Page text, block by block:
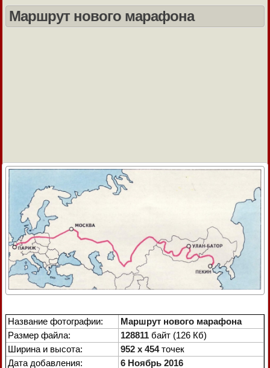
Маршрут нового марафона
Название фотографии:
Маршрут нового марафона
Размер файла:
128811 байт (126 Кб)
Ширина и высота:
952 x 454точек
Дата добавления:
6 Ноябрь 2016